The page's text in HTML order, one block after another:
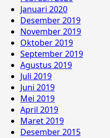
Januari 2020
Desember 2019
November 2019
Oktober 2019
September 2019
Agustus 2019
Juli 2019
Juni 2019
Mei 2019
April 2019
Maret 2019
Desember 2015